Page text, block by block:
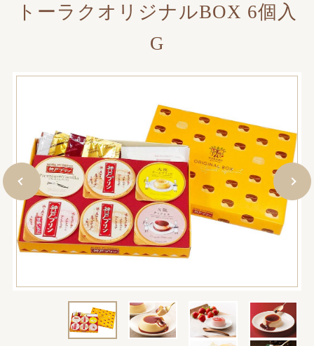
トーラクオリジナルBOX 6個入
G